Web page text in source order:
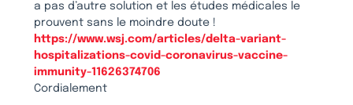
a pas d’autre solution et les études médicales le
prouvent sans le moindre doute !
https://www.wsj.com/articles/delta-variant-
hospitalizations-covid-coronavirus-vaccine-
immunity-11626374706
Cordialement